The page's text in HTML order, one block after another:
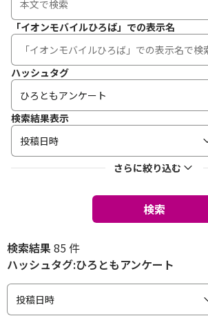
「イオンモバイルひろば」での表示名
ハッシュタグ
検索結果表示
投稿日時
さらに絞り込む
検索
検索結果85 件
ハッシュタグ:ひろともアンケート
投稿日時